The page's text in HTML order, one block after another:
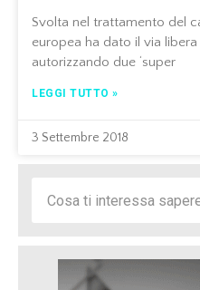
Svolta nel trattamento del
europea ha dato il via libera
autorizzando due ‘super
LEGGI TUTTO »
3 Settembre 2018